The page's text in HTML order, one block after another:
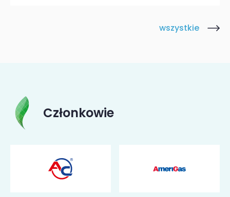
wszystkie
Członkowie